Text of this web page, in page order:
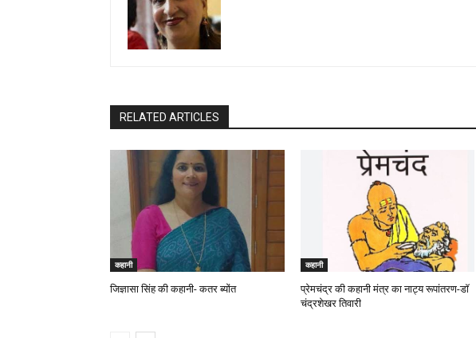
RELATED ARTICLES
कहानी
जिज्ञासा सिंह की कहानी- कतर ब्योंत
कहानी
प्रेमचंद्र की कहानी मंत्र का नाट्य रूपांतरण-डॉ
चंद्रशेखर तिवारी